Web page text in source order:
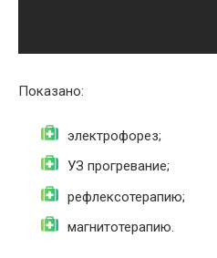
Показано:
электрофорез;
УЗ прогревание;
рефлексотерапию;
магнитотерапию.